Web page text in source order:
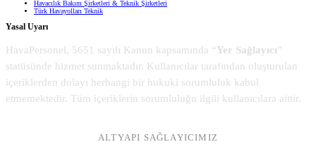
Havacılık Bakım Şirketleri & Teknik Şirketleri
Türk Havayolları Teknik
Yasal Uyarı
HavaPersonel, 5651 sayılı Kanun kapsamında “Yer Sağlayıcı”
statüsünde hizmet sunmaktadır. Kullanıcılar tarafından oluşturulan
içeriklerden dolayı herhangi bir hukuki sorumluluk kabul
etmemektedir. Tüm içeriklerin sorumluluğu ilgili kullanıcılara aittir.
ALTYAPI SAĞLAYICIMIZ